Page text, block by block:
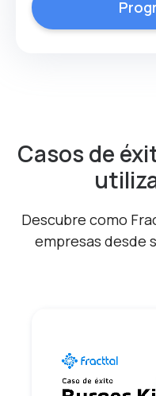
Casos de
Descubre como
empresas desde